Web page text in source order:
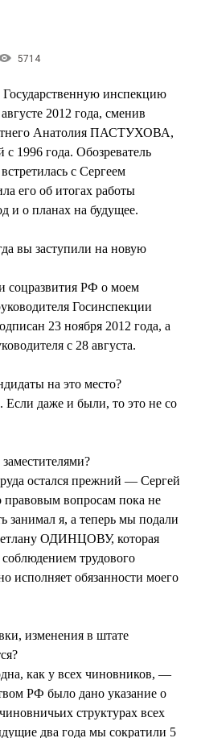
5714
инспекцию
2012 года, сменив
Анатолия ПАСТУХОВА,
1996 года. Обозреватель
с Сергеем
его об итогах работы
и о планах на будущее.
вы заступили на новую
соцразвития РФ о моем
Госинспекции
23 ноября 2012 года, а
с 28 августа.
на это место?
даже и были, то это не со
остался прежний — Сергей
вопросам пока не
занимал я, а теперь мы подали
ОДИНЦОВУ, которая
соблюдением трудового
исполняет обязанности моего
изменения в штате
как у всех чиновников, —
РФ было дано указание о
структурах всех
два года мы сократили 5